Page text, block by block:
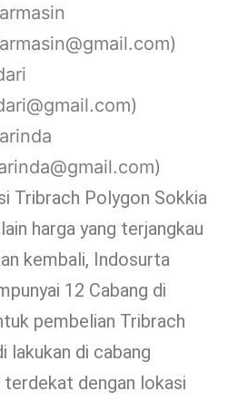
Tribrach Polygon Sokkia
harga yang terjangkau
kembali, Indosurta
12 Cabang di
pembelian Tribrach
lakukan di cabang
dengan lokasi